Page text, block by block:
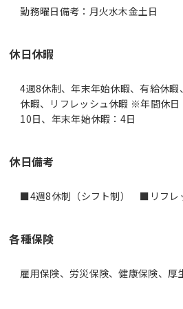
休日休暇
4週8休制、年末年始休暇、有給休
休暇、リフレッシュ休暇 ※年間休日
10日、年末年始休暇：4日
休日備考
■4週8休制（シフト制） ■リフレ
各種保険
雇用保険、労災保険、健康保険、厚